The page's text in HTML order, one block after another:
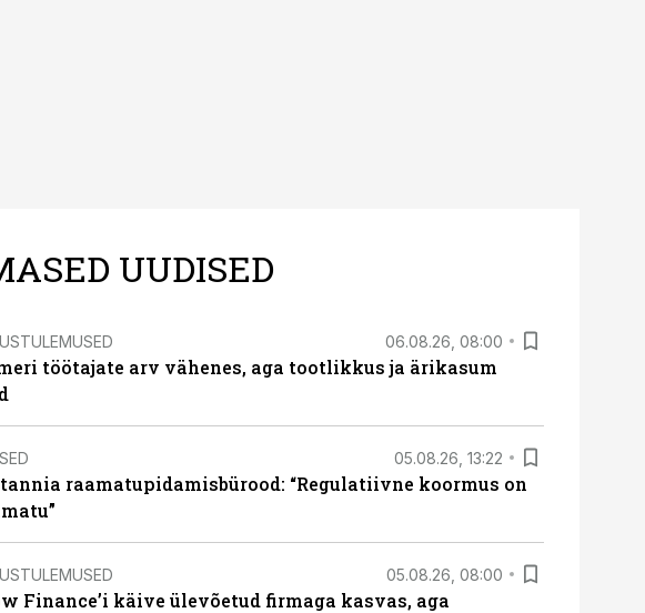
UUDISED
06.08.26, 08:00
töötajate arv vähenes, aga tootlikkus ja ärikasum
05.08.26, 13:22
raamatupidamisbürood: “Regulatiivne koormus on
05.08.26, 08:00
Finance’i käive ülevõetud firmaga kasvas, aga